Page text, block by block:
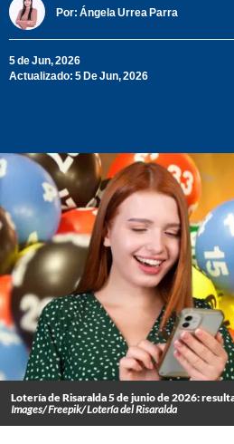
Por: Ángela Urrea Parra
5 de Jun, 2026
Actualizado: 5 De Jun, 2026
Lotería de Risaralda 5 de junio de 2026:
Images/ Freepik/ Lotería del Risaralda